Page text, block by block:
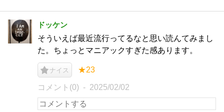
ドッケン
そういえば最近流行ってるなと思い読んてみまし
た。ちょっとマニアックすぎた感あります。
ナイス ★23
コメント(0) 2025/02/02